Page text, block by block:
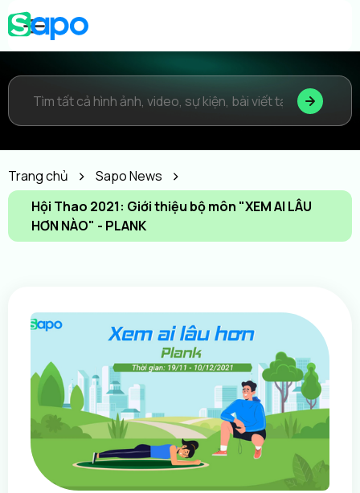
Trang chủ
Sapo News
Hội Thao 2021: Giới thiệu bộ môn "XEM AI LÂU
HƠN NÀO" - PLANK